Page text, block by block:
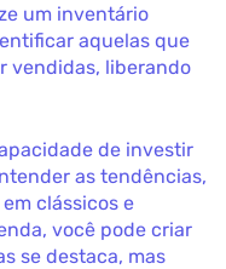
um inventário
aquelas que
vendidas, liberando
de investir
as tendências,
clássicos e
você pode criar
se destaca, mas